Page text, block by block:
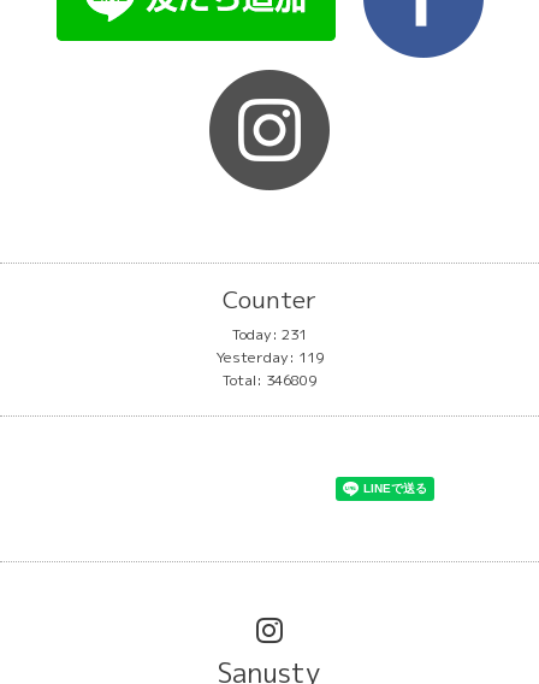
Counter
Today: 231
Yesterday: 119
Total: 346809
Sanusty